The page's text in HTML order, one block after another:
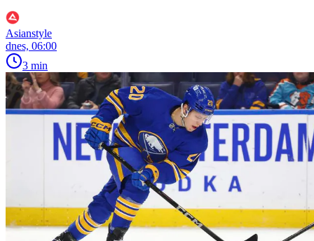
Asianstyle
dnes, 06:00
3 min